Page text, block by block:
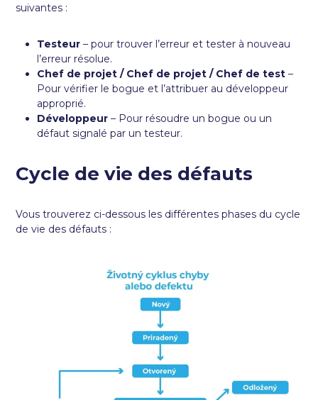
suivantes :
Testeur– pour trouver l’erreur et tester à nouveau
l’erreur résolue.
Chef de projet / Chef de projet / Chef de test –
Pour vérifier le bogue et l’attribuer au développeur
approprié.
Développeur– Pour résoudre un bogue ou un
défaut signalé par un testeur.
Cycle de vie des défauts
Vous trouverez ci-dessous les différentes phases du cycle
de vie des défauts :